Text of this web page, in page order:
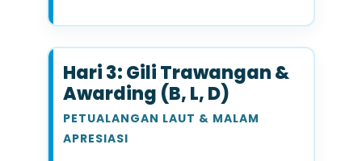
Hari 3: Gili Trawangan &
Awarding (B, L, D)
PETUALANGAN LAUT & MALAM
APRESIASI